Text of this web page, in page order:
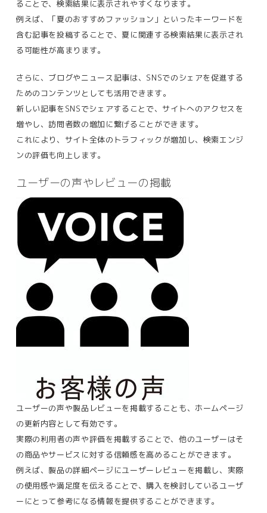
ることで、検索結果に表示されやすくなります。
例えば、「夏のおすすめファッション」といったキーワードを
含む記事を投稿することで、夏に関連する検索結果に表示され
る可能性が高まります​。
さらに、ブログやニュース記事は、SNSでのシェアを促進する
ためのコンテンツとしても活用できます。
新しい記事をSNSでシェアすることで、サイトへのアクセスを
増やし、訪問者数の増加に繋げることができます。
これにより、サイト全体のトラフィックが増加し、検索エンジ
ンの評価も向上します​。
ユーザーの声やレビューの掲載
ユーザーの声や製品レビューを掲載することも、ホームページ
の更新内容として有効です。
実際の利用者の声や評価を掲載することで、他のユーザーはそ
の商品やサービスに対する信頼感を高めることができます。
例えば、製品の詳細ページにユーザーレビューを掲載し、実際
の使用感や満足度を伝えることで、購入を検討しているユーザ
ーにとって参考になる情報を提供することができます​。